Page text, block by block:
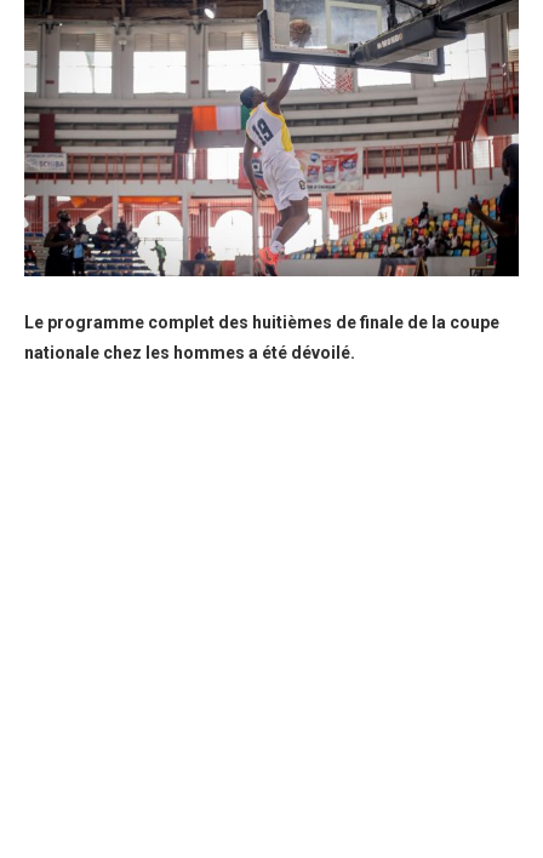
Le programme complet des huitièmes de finale de la coupe
nationale chez les hommes a été dévoilé.